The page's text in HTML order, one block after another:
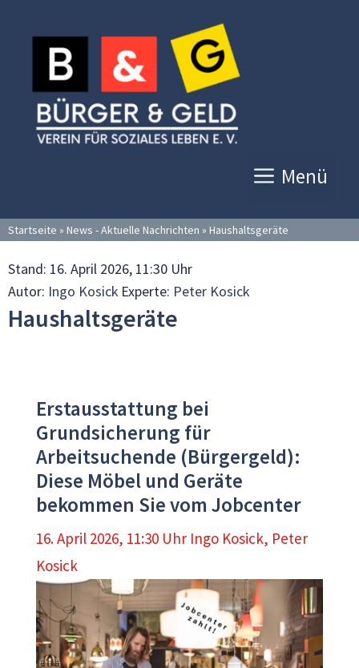
Inhalt
springen
Menü
Startseite » News - Aktuelle Nachrichten » Haushaltsgeräte
Stand: 16. April 2026, 11:30 Uhr
Autor: Ingo Kosick Experte: Peter Kosick
Haushaltsgeräte
Erstausstattung bei
Grundsicherung für
Arbeitsuchende (Bürgergeld):
Diese Möbel und Geräte
bekommen Sie vom Jobcenter
16. April 2026, 11:30 Uhr Ingo Kosick, Peter
Kosick